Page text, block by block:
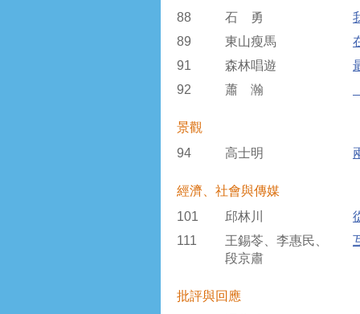
88
石 勇
89
東山瘦馬
91
森林唱遊
92
蕭 瀚
景觀
94
高士明
經濟、社會與傳媒
101
邱林川
111
王錫苓、李惠民、
段京肅
批評與回應